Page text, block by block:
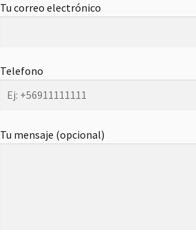
Tu correo electrónico
Telefono
Tu mensaje (opcional)